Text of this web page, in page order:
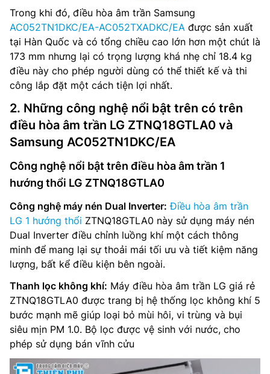
Trong khi đó, điều hòa âm trần Samsung
AC052TN1DKC/EA-AC052TXADKC/EA được sản xuất
tại Hàn Quốc và có tổng chiều cao lớn hơn một chút là
173 mm nhưng lại có trọng lượng khá nhẹ chỉ 18.4 kg
điều này cho phép người dùng có thể thiết kế và thi
công lắp đặt một cách tiện lợi nhất.
2. Những công nghệ nổi bật trên có trên
điều hòa âm trần LG ZTNQ18GTLA0 và
Samsung AC052TN1DKC/EA
Công nghệ nổi bật trên điều hòa âm trần 1
hướng thổi LG ZTNQ18GTLA0
Công nghệ máy nén Dual Inverter: Điều hòa âm trần
LG 1 hướng thổi ZTNQ18GTLA0 này sử dụng máy nén
Dual Inverter điều chỉnh luồng khí một cách thông
minh để mang lại sự thoải mái tối ưu và tiết kiệm năng
lượng, bất kể điều kiện bên ngoài.
Thanh lọc không khí: Máy điều hòa âm trần LG giá rẻ
ZTNQ18GTLA0 được trang bị hệ thống lọc không khí 5
bước mạnh mẽ giúp loại bỏ mùi hôi, vi trùng và bụi
siêu mịn PM 1.0. Bộ lọc được vệ sinh với nước, cho
phép sử dụng bán vĩnh cửu